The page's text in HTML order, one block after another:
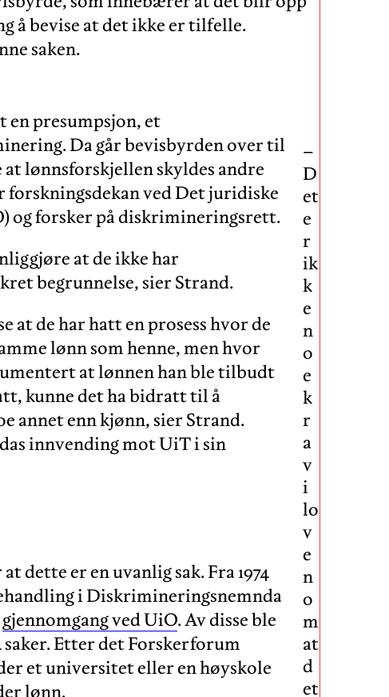
å bevise at det ikke er tilfelle.
saken.
–
D
et
e
r
ik
k
e
n
o
e
k
r
a
v
i
lo
v
e
n
o
m
at
d
et
presumpsjon, et
Da går bevisbyrden over til
lønnsforskjellen skyldes andre
ved Det juridiske
og forsker på diskrimineringsrett.
at de ikke har
begrunnelse, sier Strand.
at de har hatt en prosess hvor de
lønn som henne, men hvor
at lønnen han ble tilbudt
kunne det ha bidratt til å
annet enn kjønn, sier Strand.
innvending mot UiT i sin
dette er en uvanlig sak. Fra 1974
i Diskrimineringsnemnda
gjennomgang ved UiO. Av disse ble
Etter det Forskerforum
et universitet eller en høyskole
lønn.